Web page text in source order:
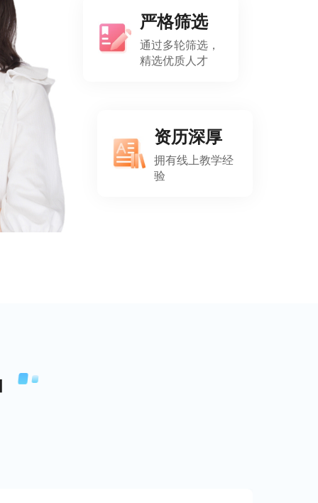
严格筛选
通过多轮筛选，
精选优质人才
资历深厚
拥有线上教学经
验